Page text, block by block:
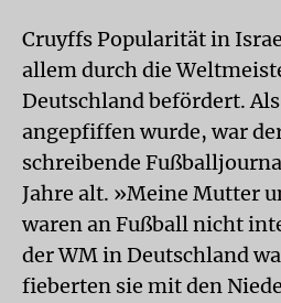
Cruyffs Popularität in
allem durch die
Deutschland befördert.
angepfiffen wurde, war
schreibende
Jahre alt. »Meine Mutter
waren an Fußball nicht
der WM in Deutschland
fieberten sie mit den